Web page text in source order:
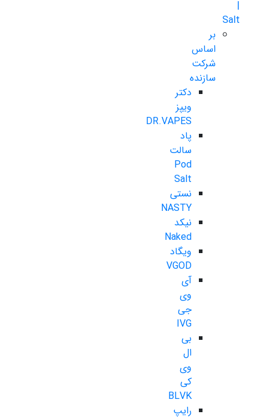
|
Salt
بر
اساس
شرکت
سازنده
دکتر
ویپز
DR.VAPES
پاد
سالت
Pod
Salt
نستی
NASTY
نیکد
Naked
ویگاد
VGOD
آی
وی
جی
IVG
بی
ال
وی
کی
BLVK
رایپ